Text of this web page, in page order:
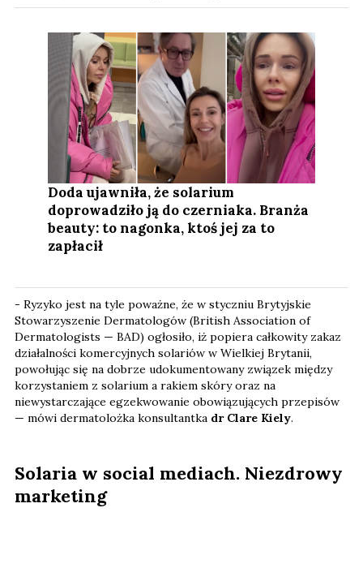
Doda ujawniła, że solarium
doprowadziło ją do czerniaka. Branża
beauty: to nagonka, ktoś jej za to
zapłacił
- Ryzyko jest na tyle poważne, że w styczniu Brytyjskie
Stowarzyszenie Dermatologów (British Association of
Dermatologists — BAD) ogłosiło, iż popiera całkowity zakaz
działalności komercyjnych solariów w Wielkiej Brytanii,
powołując się na dobrze udokumentowany związek między
korzystaniem z solarium a rakiem skóry oraz na
niewystarczające egzekwowanie obowiązujących przepisów
— mówi dermatolożka konsultantka dr Clare Kiely.
Solaria w social mediach. Niezdrowy
marketing